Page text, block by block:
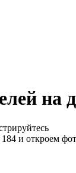
на
и откроем